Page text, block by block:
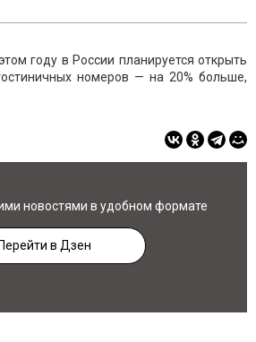
году в России планируется открыть
номеров — на 20% больше,
новостями в удобном формате
Перейти в Дзен